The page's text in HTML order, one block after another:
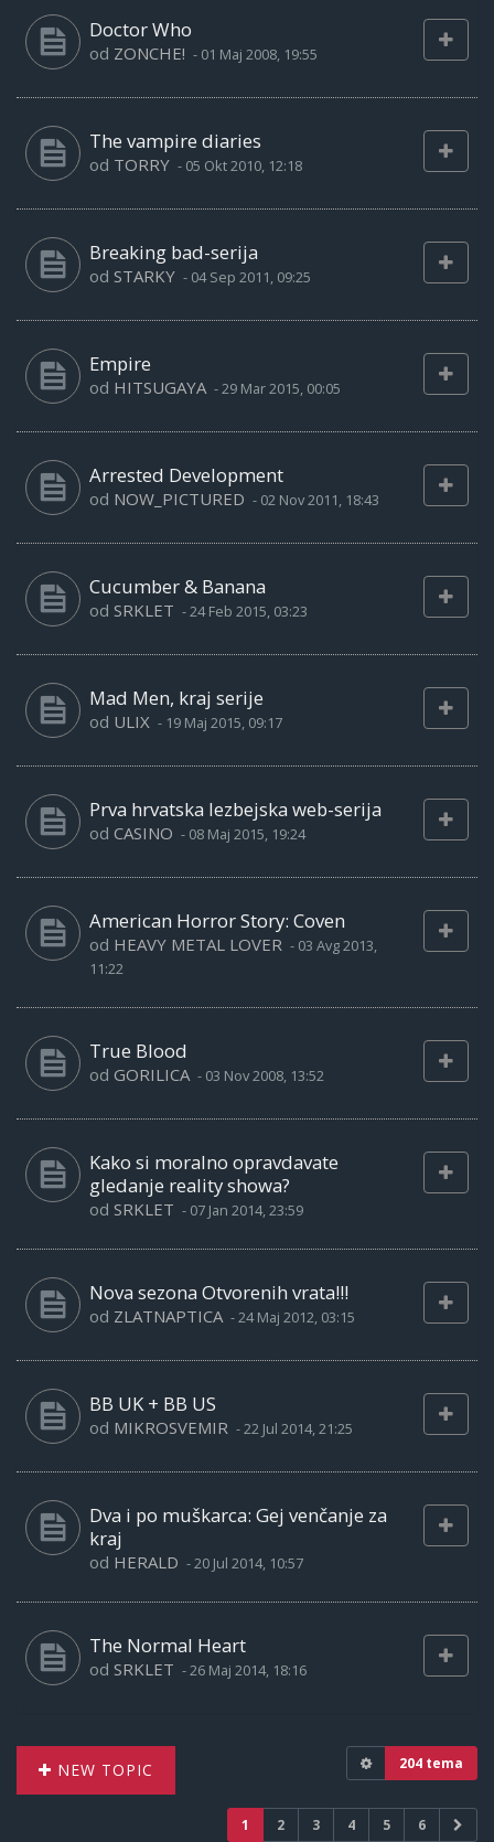
Doctor Who
od ZONCHE! - 01 Maj 2008, 19:55
The vampire diaries
od TORRY - 05 Okt 2010, 12:18
Breaking bad-serija
od STARKY - 04 Sep 2011, 09:25
Empire
od HITSUGAYA -29 Mar 2015, 00:05
Arrested Development
od NOW_PICTURED - 02 Nov 2011, 18:43
Cucumber & Banana
od SRKLET -24 Feb 2015, 03:23
Mad Men, kraj serije
od ULIX - 19 Maj 2015, 09:17
Prva hrvatska lezbejska web-serija
od CASINO - 08 Maj 2015, 19:24
American Horror Story: Coven
od HEAVY METAL LOVER - 03 Avg 2013,
11:22
True Blood
od GORILICA - 03 Nov 2008, 13:52
Kako si moralno opravdavate
gledanje reality showa?
od SRKLET - 07 Jan 2014, 23:59
Nova sezona Otvorenih vrata!!!
od ZLATNAPTICA -24 Maj 2012, 03:15
BB UK + BB US
od MIKROSVEMIR -22 Jul 2014, 21:25
Dva i po muškarca: Gej venčanje za
kraj
od HERALD -20 Jul 2014, 10:57
The Normal Heart
od SRKLET -26 Maj 2014, 18:16
NEW TOPIC 204 tema
1 2 3 4 5 6